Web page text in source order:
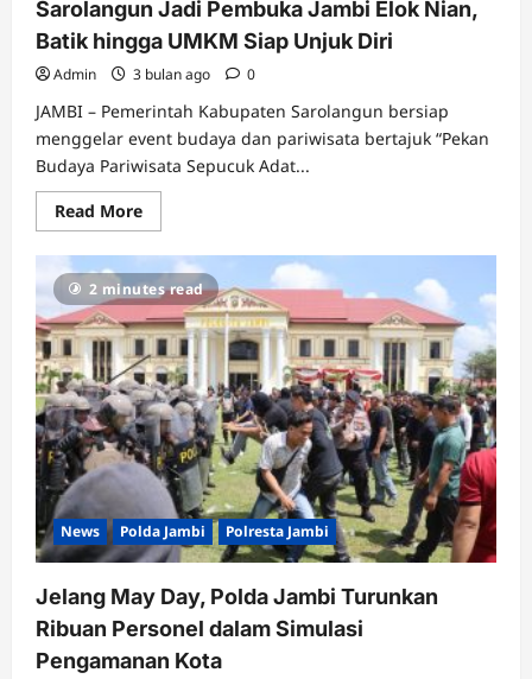
Sarolangun Jadi Pembuka Jambi Elok Nian,
Batik hingga UMKM Siap Unjuk Diri
Admin 3 bulan ago 0
JAMBI – Pemerintah Kabupaten Sarolangun bersiap
menggelar event budaya dan pariwisata bertajuk “Pekan
Budaya Pariwisata Sepucuk Adat...
Read MoreRead
more
Sarolangun
Jadi
Pembuka
Jambi
Elok
Nian,
Batik
hingga
UMKM
Siap
Unjuk
Diri
2 minutes read
News Polda Jambi Polresta Jambi
Jelang May Day, Polda Jambi Turunkan
Ribuan Personel dalam Simulasi
Pengamanan Kota